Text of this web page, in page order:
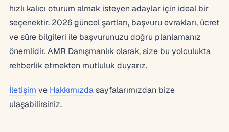
hızlı kalıcı oturum almak isteyen adaylar için ideal bir
seçenektir. 2026 güncel şartları, başvuru evrakları, ücret
ve süre bilgileri ile başvurunuzu doğru planlamanız
önemlidir. AMR Danışmanlık olarak, size bu yolculukta
rehberlik etmekten mutluluk duyarız.
İletişim ve Hakkımızdasayfalarımızdan bize
ulaşabilirsiniz.